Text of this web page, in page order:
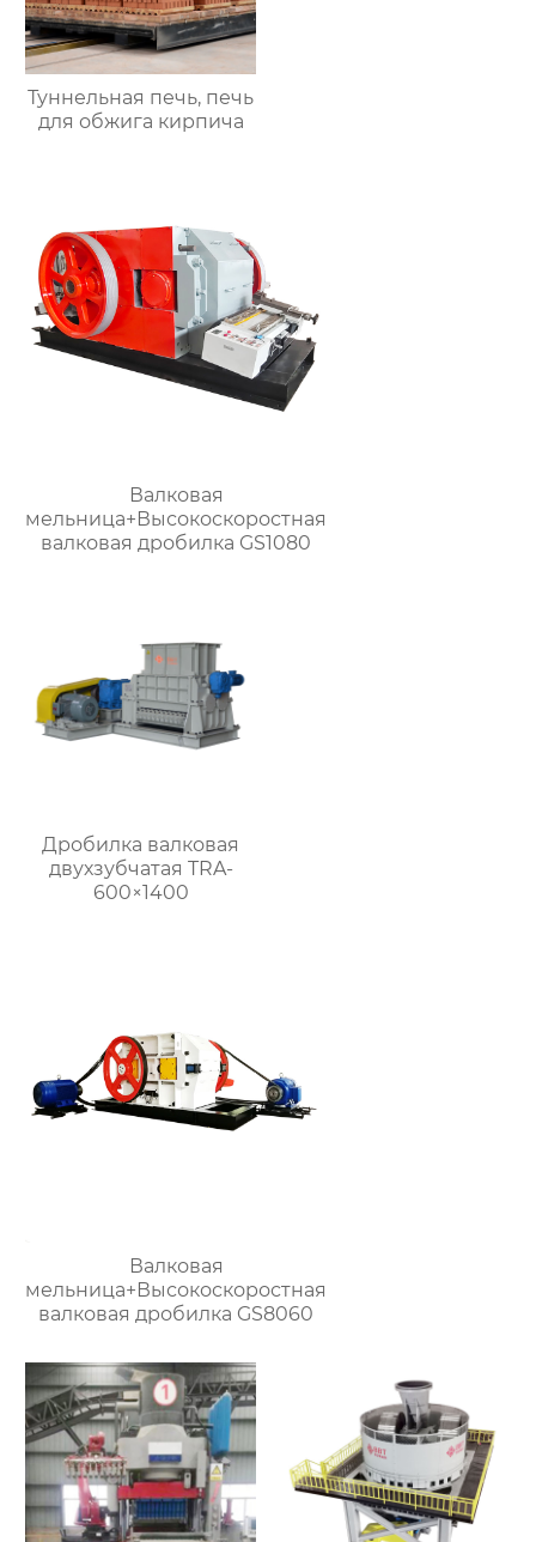
Туннельная печь, печь
для обжига кирпича
Валковая
мельница+Высокоскоростная
валковая дробилка GS1080
Дробилка валковая
двухзубчатая TRA-
600×1400
Валковая
мельница+Высокоскоростная
валковая дробилка GS8060